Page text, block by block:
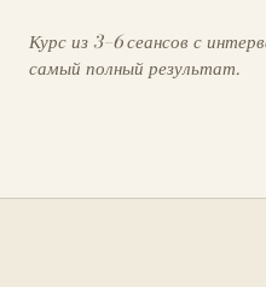
Курс из 3–6 сеансов с
самый полный результат.